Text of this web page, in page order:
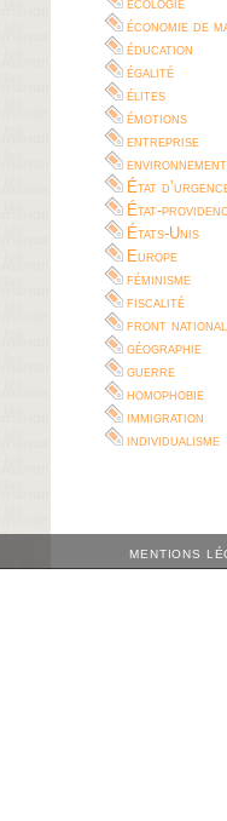
économie de
éducation
égalité
élites
émotions
entreprise
environnement
État
État-
États-Unis
Europe
féminisme
fiscalité
front national
géographie
guerre
homophobie
immigration
individualisme
MENTIONS